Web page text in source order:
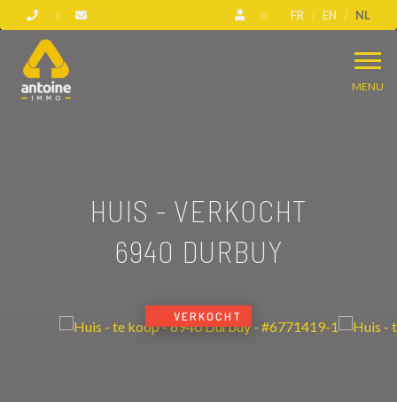
FR EN NL
MENU
HUIS - VERKOCHT
6940 DURBUY
VERKOCHT